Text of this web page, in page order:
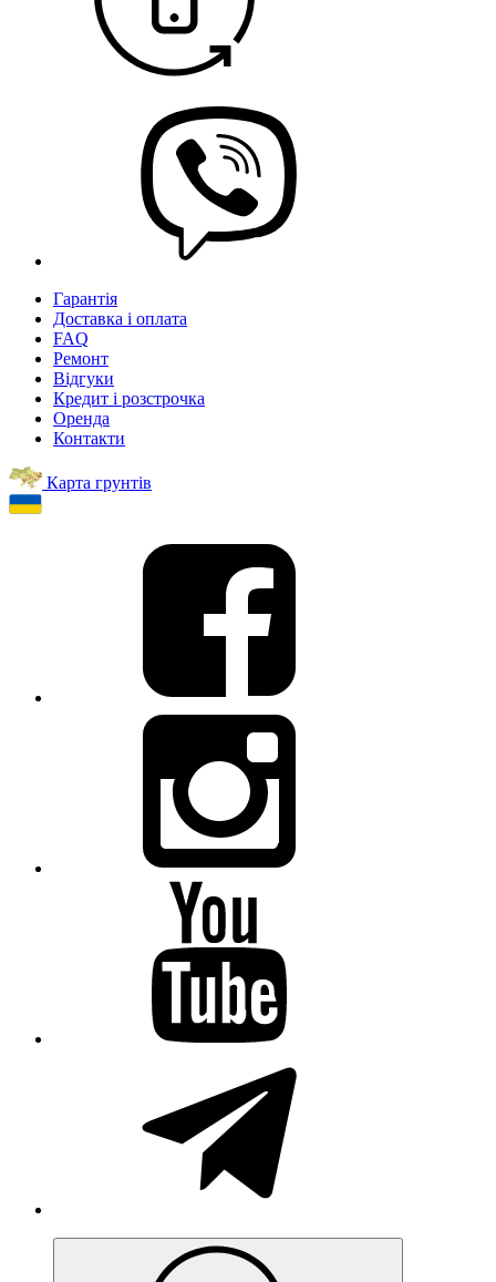
Гарантія
Доставка і оплата
FAQ
Ремонт
Відгуки
Кредит і розстрочка
Оренда
Контакти
Карта грунтів